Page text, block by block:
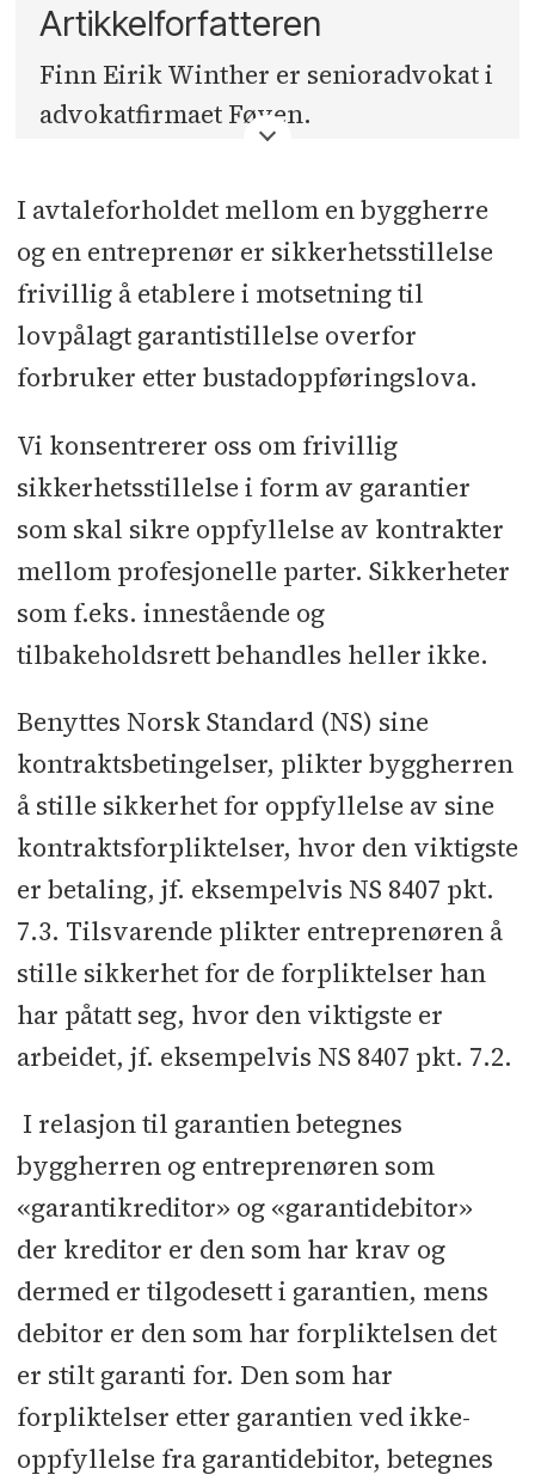
Artikkelforfatteren
Finn Eirik Winther er senioradvokat i
advokatfirmaet Føyen.
I avtaleforholdet mellom en byggherre
og en entreprenør er sikkerhetsstillelse
frivillig å etablere i motsetning til
lovpålagt garantistillelse overfor
forbruker etter bustadoppføringslova.
Vi konsentrerer oss om frivillig
sikkerhetsstillelse i form av garantier
som skal sikre oppfyllelse av kontrakter
mellom profesjonelle parter. Sikkerheter
som f.eks. innestående og
tilbakeholdsrett behandles heller ikke.
Benyttes Norsk Standard (NS) sine
kontraktsbetingelser, plikter byggherren
å stille sikkerhet for oppfyllelse av sine
kontraktsforpliktelser, hvor den viktigste
er betaling, jf. eksempelvis NS 8407 pkt.
7.3. Tilsvarende plikter entreprenøren å
stille sikkerhet for de forpliktelser han
har påtatt seg, hvor den viktigste er
arbeidet, jf. eksempelvis NS 8407 pkt. 7.2.
I relasjon til garantien betegnes
byggherren og entreprenøren som
«garantikreditor» og «garantidebitor»
der kreditor er den som har krav og
dermed er tilgodesett i garantien, mens
debitor er den som har forpliktelsen det
er stilt garanti for. Den som har
forpliktelser etter garantien ved ikke-
oppfyllelse fra garantidebitor, betegnes